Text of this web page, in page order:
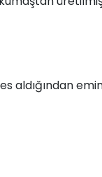
aldığından